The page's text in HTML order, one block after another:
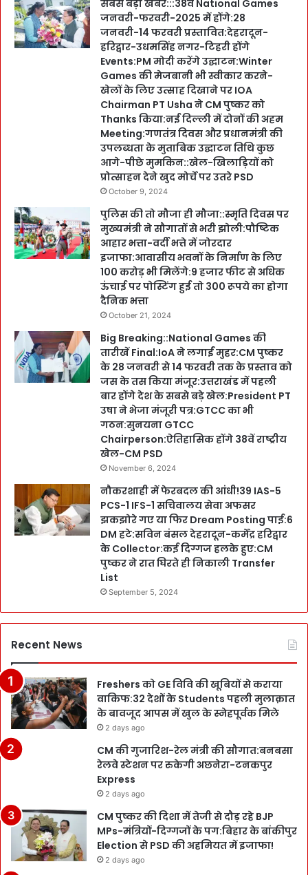
सबसे बड़ी खबर:::38वें National Games
जनवरी-फरवरी-2025 में होंगे:28
जनवरी-14 फरवरी प्रस्तावित:देहरादून-
हरिद्वार-उधमसिंह नगर-टिहरी होंगे
Events:PM मोदी करेंगे उद्घाटन:Winter
Games की मेजबानी भी स्वीकार करने-
खेलों के लिए उत्साह दिखाने पर IOA
Chairman PT Usha ने CM पुष्कर को
Thanks किया:नई दिल्ली में दोनों की अहम
Meeting:गणतंत्र दिवस और प्रधानमंत्री की
उपलब्धता के मुताबिक उद्घाटन तिथि कुछ
आगे-पीछे मुमकिन::खेल-खिलाड़ियों को
प्रोत्साहन देने खुद मोर्चे पर उतरे PSD
October 9, 2024
पुलिस की तो मौजा ही मौजा::स्मृति दिवस पर
मुख्यमंत्री ने सौगातों से भरी झोली:पौष्टिक
आहार भत्ता-वर्दी भत्ते में जोरदार
इजाफा:आवासीय भवनों के निर्माण के लिए
100 करोड़ भी मिलेंगे:9 हजार फीट से अधिक
ऊंचाई पर पोस्टिंग हुई तो 300 रूपये का होगा
दैनिक भत्ता
October 21, 2024
Big Breaking::National Games की
तारीखें Final:IoA ने लगाईं मुहर:CM पुष्कर
के 28 जनवरी से 14 फरवरी तक के प्रस्ताव को
जस के तस किया मंजूर:उत्तराखंड में पहली
बार होंगे देश के सबसे बड़े खेल:President PT
उषा ने भेजा मंजूरी पत्र:GTCC का भी
गठन:सुनयना GTCC
Chairperson:ऐतिहासिक होंगे 38वें राष्ट्रीय
खेल-CM PSD
November 6, 2024
नौकरशाही में फेरबदल की आंधी!39 IAS-5
PCS-1 IFS-1 सचिवालय सेवा अफसर
झकझोरे गए या फिर Dream Posting पाई:6
DM हटे:सविन बंसल देहरादून-कर्मेंद्र हरिद्वार
के Collector:कई दिग्गज हलके हुए:CM
पुष्कर ने रात घिरते ही निकाली Transfer
List
September 5, 2024
Recent News
Freshers को GE विवि की खूबियों से कराया
वाकिफ:32 देशों के Students पहली मुलाक़ात
के बावजूद आपस में खुल के स्नेहपूर्वक मिले
2 days ago
CM की गुजारिश-रेल मंत्री की सौगात:बनबसा
रेलवे स्टेशन पर रुकेगी अछनेरा-टनकपुर
Express
2 days ago
CM पुष्कर की दिशा में तेजी से दौड़ रहे BJP
MPs-मंत्रियों-दिग्गजों के पग:बिहार के बांकीपुर
Election से PSD की अहमियत में इजाफा!
2 days ago